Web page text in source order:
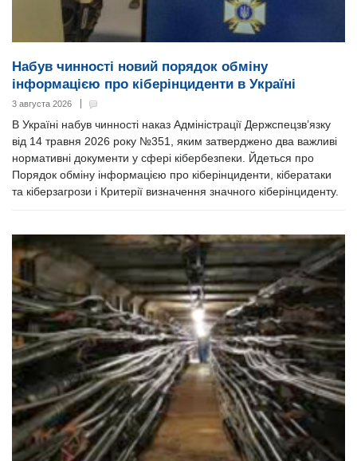
Набув чинності новий порядок обміну
інформацією про кіберінциденти в Україні
3 августа 2026
В Україні набув чинності наказ Адміністрації Держспецзв’язку
від 14 травня 2026 року №351, яким затверджено два важливі
нормативні документи у сфері кібербезпеки. Йдеться про
Порядок обміну інформацією про кіберінциденти, кібератаки
та кіберзагрози і Критерії визначення значного кіберінциденту.